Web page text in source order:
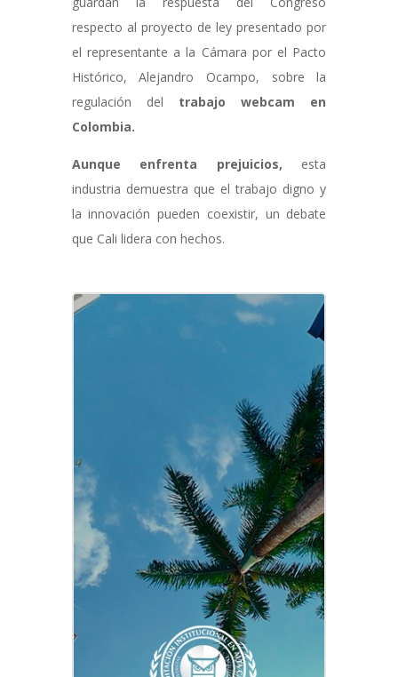
respecto al proyecto de ley presentado por
el representante a la Cámara por el Pacto
Histórico, Alejandro Ocampo, sobre la
regulación del trabajo webcam en
Colombia.
Aunque enfrenta prejuicios, esta
industria demuestra que el trabajo digno y
la innovación pueden coexistir, un debate
que Cali lidera con hechos.